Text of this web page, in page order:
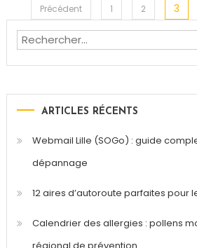
Pagination
des
Précédent 1 2 3
ARTICLES RÉCENTS
Webmail Lille (SOGo) : guide
dépannage
12 aires d’autoroute parfaites pour
Calendrier des allergies : pollens